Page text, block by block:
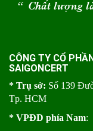
“ Chất lượng
CÔNG TY CỔ
SAIGONCERT
* Trụ sở: Số 139
Tp. HCM
* VPĐD phía Nam: